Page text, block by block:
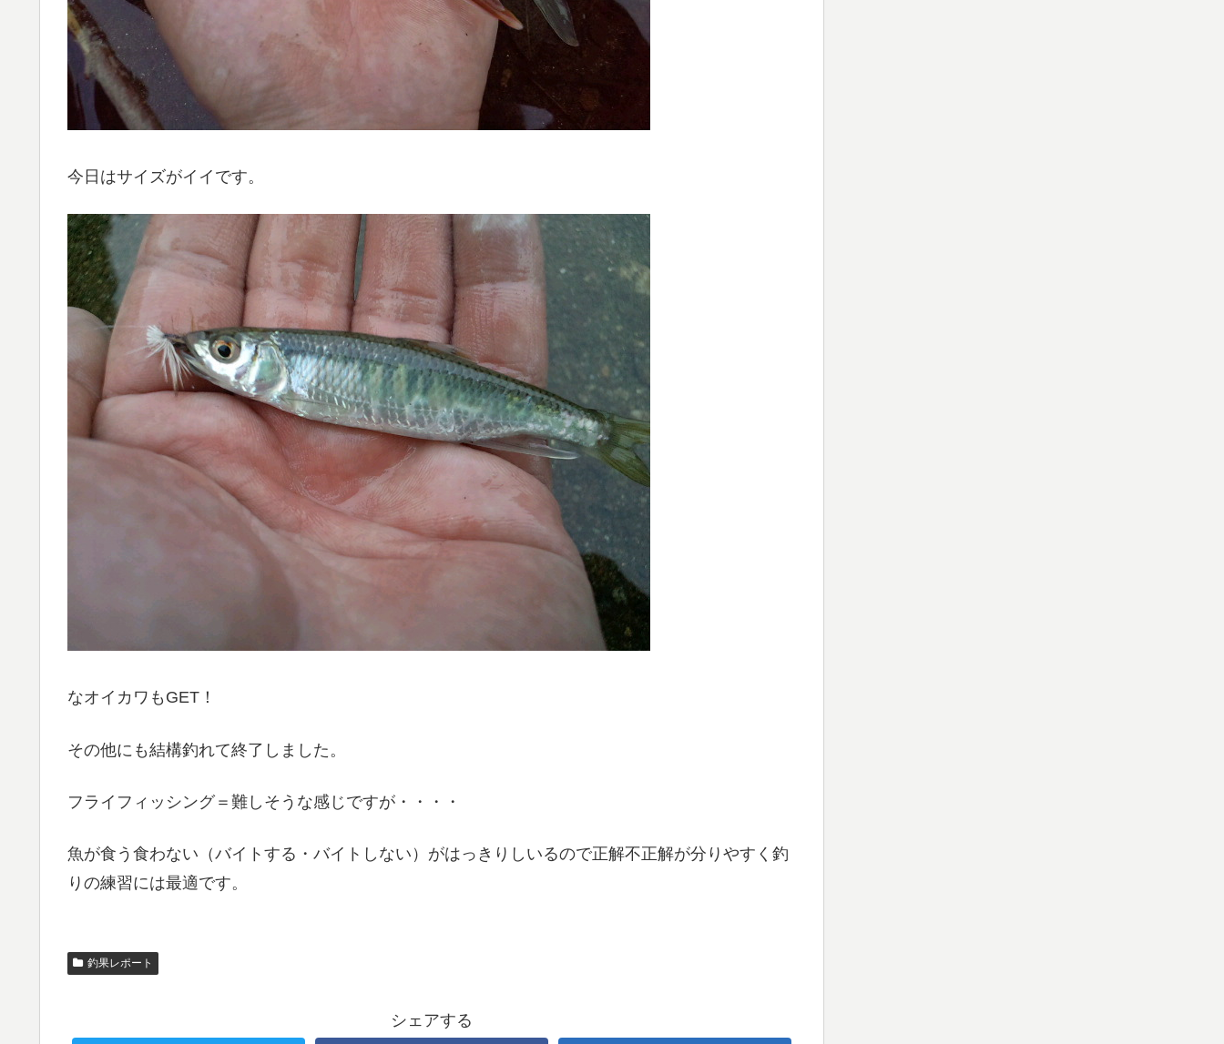
今日はサイズがイイです。
なオイカワもGET！
その他にも結構釣れて終了しました。
フライフィッシング＝難しそうな感じですが・・・・
魚が食う食わない（バイトする・バイトしない）がはっきりしいるので正解不正解が分りやすく釣
りの練習には最適です。
釣果レポート
シェアする